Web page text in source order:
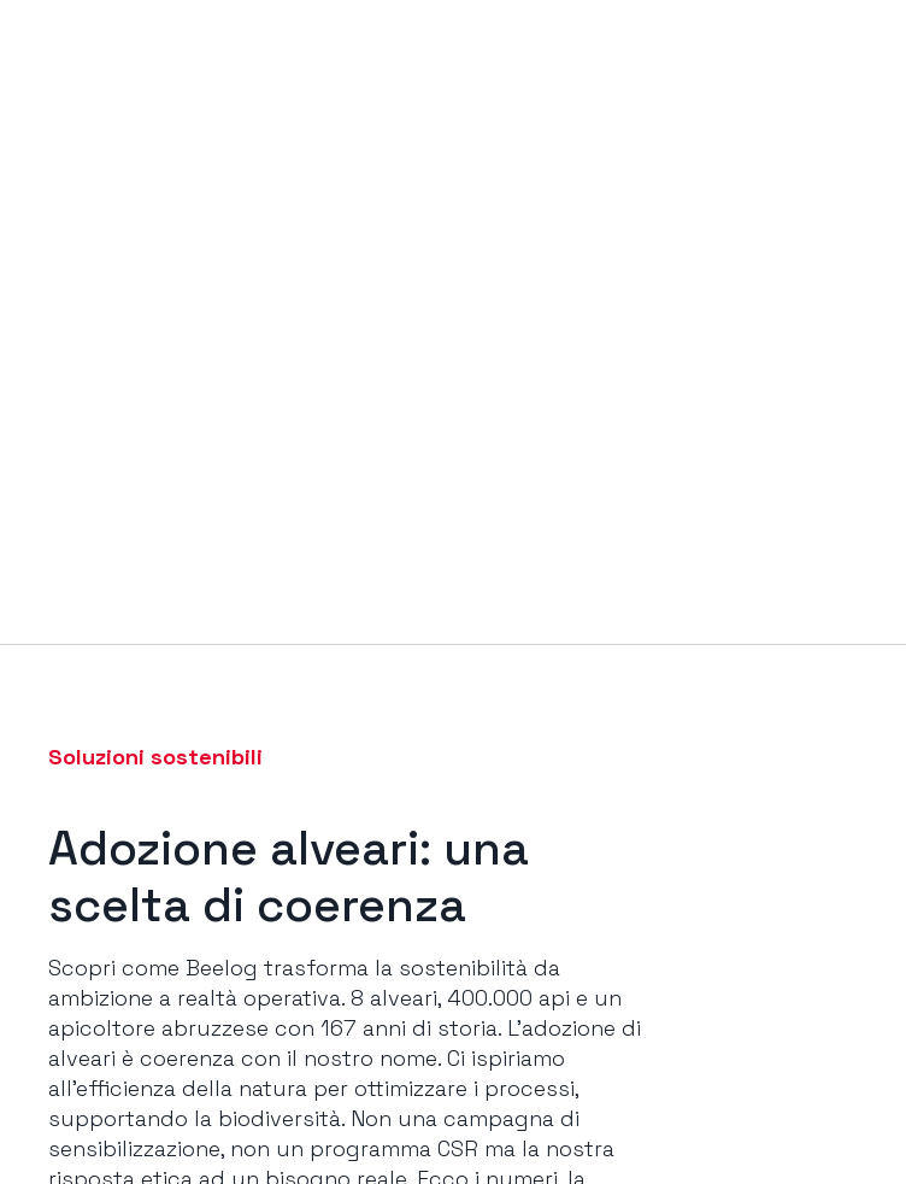
Soluzioni sostenibili
Adozione alveari: una
scelta di coerenza
Scopri come Beelog trasforma la sostenibilità da
ambizione a realtà operativa. 8 alveari, 400.000 api e un
apicoltore abruzzese con 167 anni di storia. L’adozione di
alveari è coerenza con il nostro nome. Ci ispiriamo
all’efficienza della natura per ottimizzare i processi,
supportando la biodiversità. Non una campagna di
sensibilizzazione, non un programma CSR ma la nostra